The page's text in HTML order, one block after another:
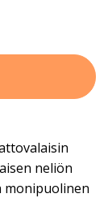
neliön
monipuolinen